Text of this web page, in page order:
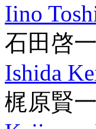
Iino
石田啓一
Ishida
梶原賢一